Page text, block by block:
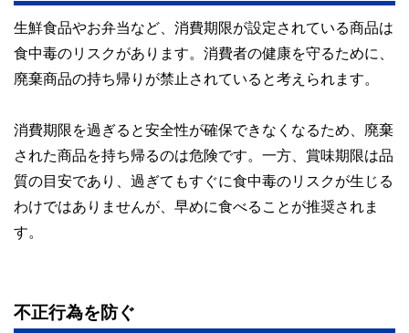
生鮮食品やお弁当など、消費期限が設定されている商品は
食中毒のリスクがあります。消費者の健康を守るために、
廃棄商品の持ち帰りが禁止されていると考えられます。
消費期限を過ぎると安全性が確保できなくなるため、廃棄
された商品を持ち帰るのは危険です。一方、賞味期限は品
質の目安であり、過ぎてもすぐに食中毒のリスクが生じる
わけではありませんが、早めに食べることが推奨されま
す。
不正行為を防ぐ